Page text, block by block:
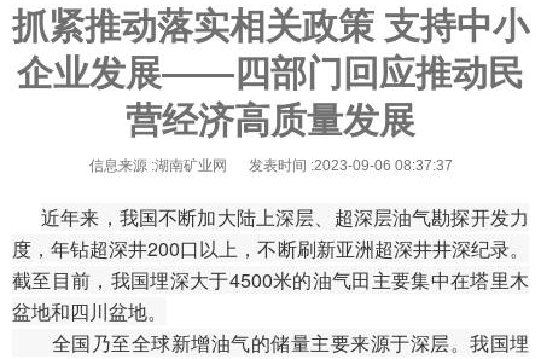
抓紧推动落实相关政策 支持中小
企业发展——四部门回应推动民
营经济高质量发展
信息来源 :湖南矿业网 发表时间 :2023-09-06 08:37:37
近年来，我国不断加大陆上深层、超深层油气勘探开发力
度，年钻超深井200口以上，不断刷新亚洲超深井井深纪录。
截至目前，我国埋深大于4500米的油气田主要集中在塔里木
盆地和四川盆地。
全国乃至全球新增油气的储量主要来源于深层。我国埋